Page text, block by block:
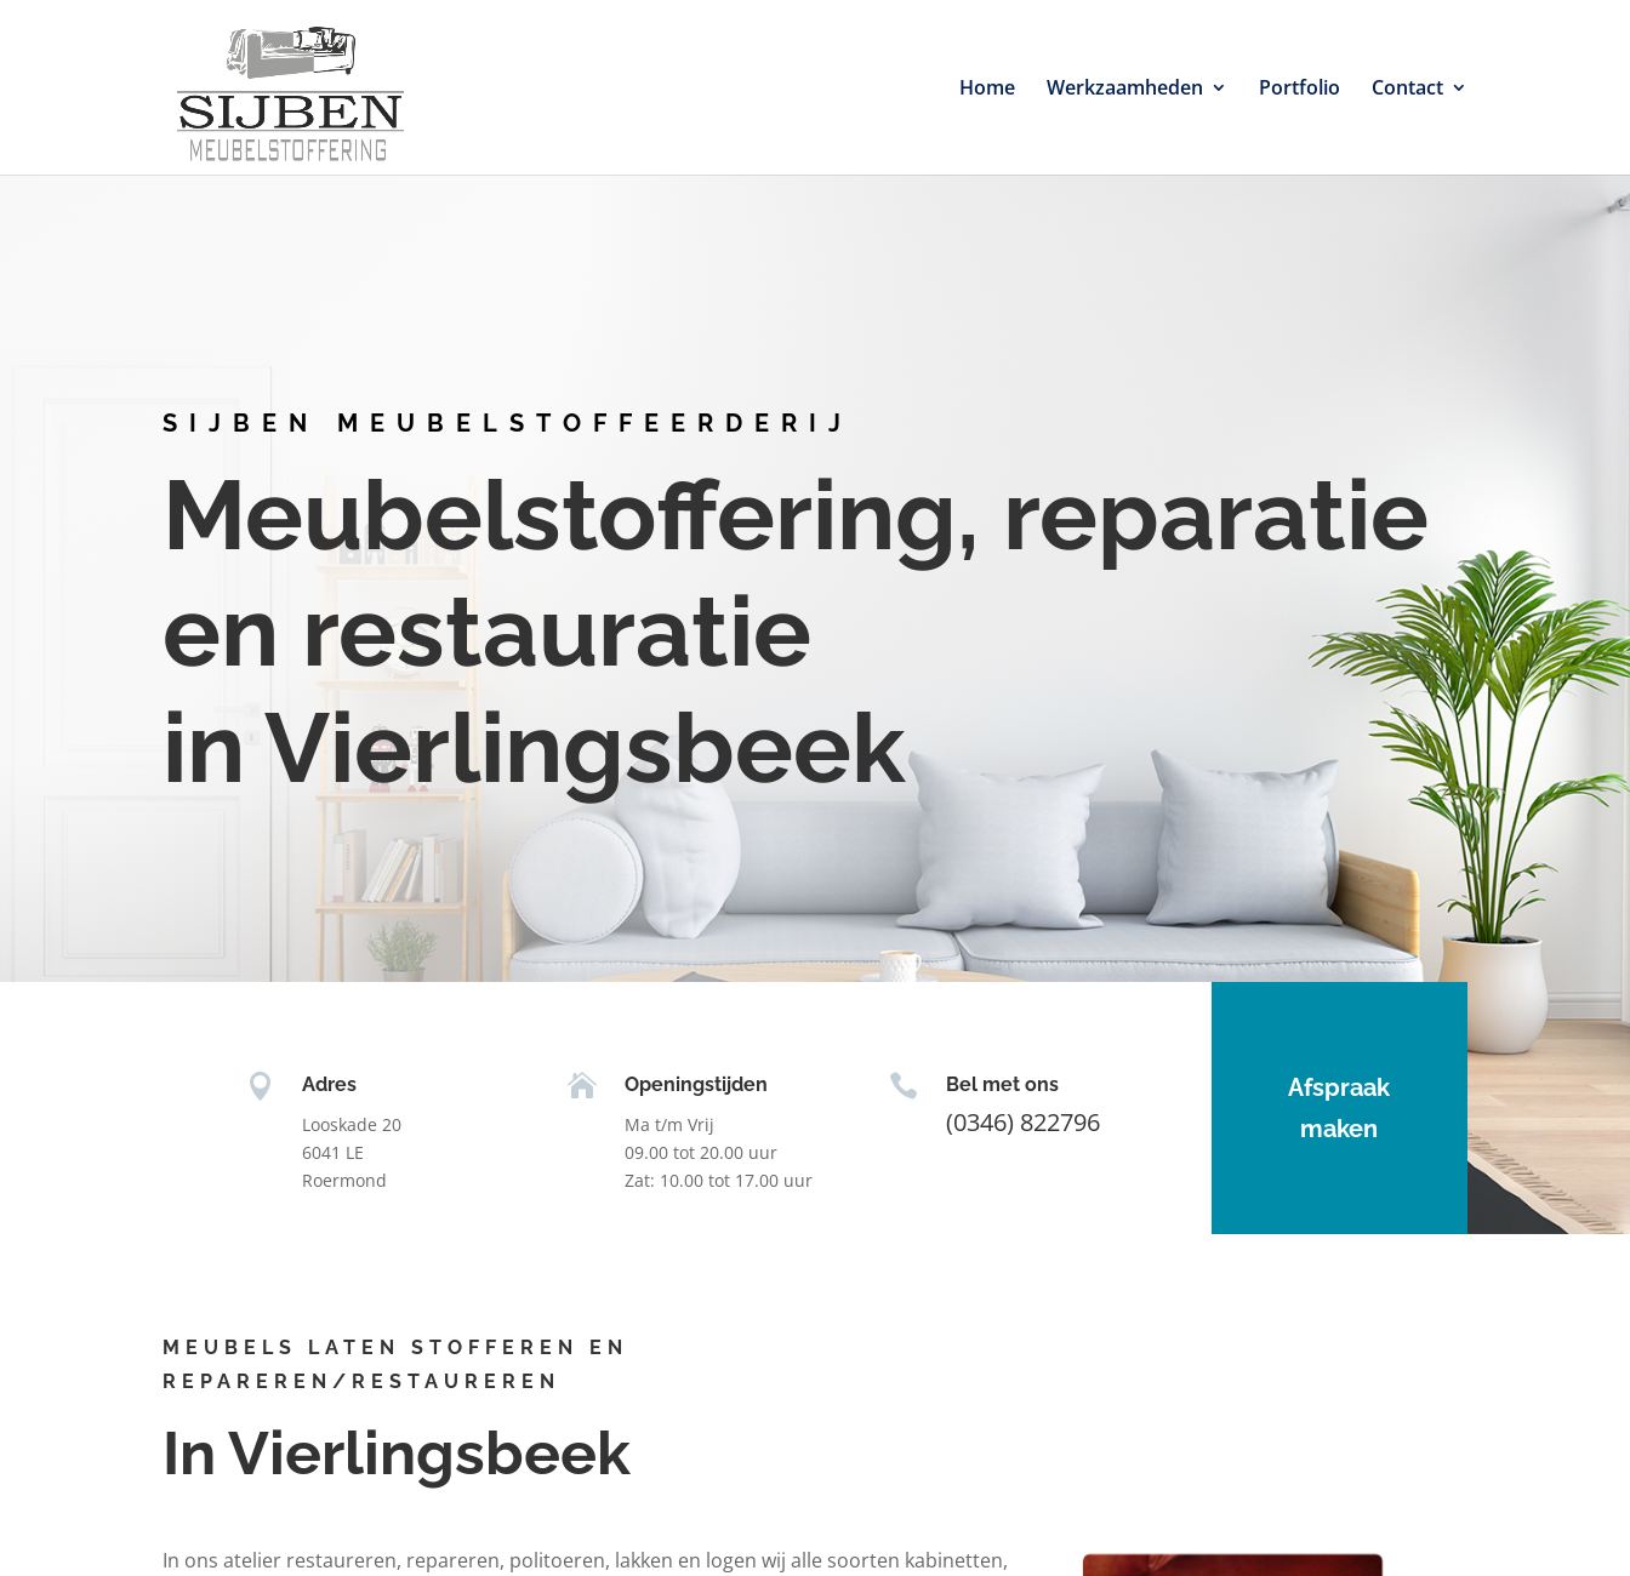
Home Werkzaamheden Portfolio Contact
SIJBEN MEUBELSTOFFEERDERIJ
Meubelstoffering, reparatie
en restauratie
in Vierlingsbeek

Adres
Looskade 20
6041 LE
Roermond

Openingstijden
Ma t/m Vrij
09.00 tot 20.00 uur
Zat: 10.00 tot 17.00 uur
 Bel met ons
(0346) 822796
Afspraak
maken
MEUBELS LATEN STOFFEREN EN
REPAREREN/RESTAUREREN
In Vierlingsbeek
In ons atelier restaureren, repareren, politoeren, lakken en logen wij alle soorten kabinetten,